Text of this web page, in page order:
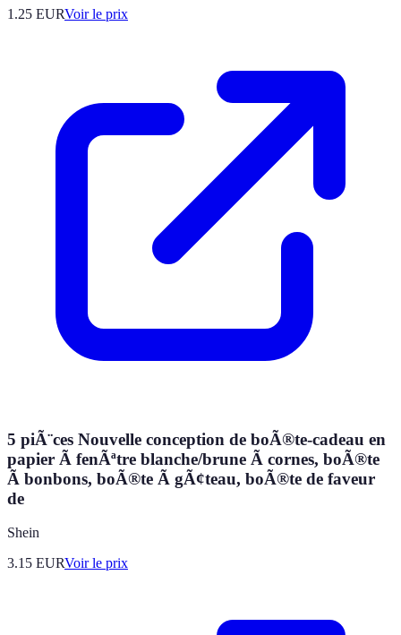
1.25 EURVoir le prix
5 piÃ¨ces Nouvelle conception de boÃ®te-cadeau en
papier Ã fenÃªtre blanche/brune Ã cornes, boÃ®te
Ã bonbons, boÃ®te Ã gÃ¢teau, boÃ®te de faveur
de
Shein
3.15 EURVoir le prix